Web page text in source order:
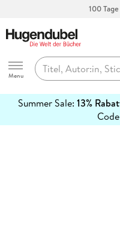
100
Hugendubel
Menu
Summer Sale: 13%
Code
erfahren